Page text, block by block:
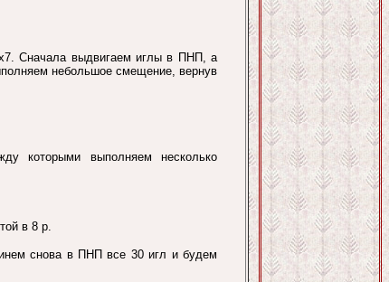
Сначала выдвигаем иглы в ПНП, а
небольшое смещение, вернув
которыми выполняем несколько
в 8 р.
снова в ПНП все 30 игл и будем